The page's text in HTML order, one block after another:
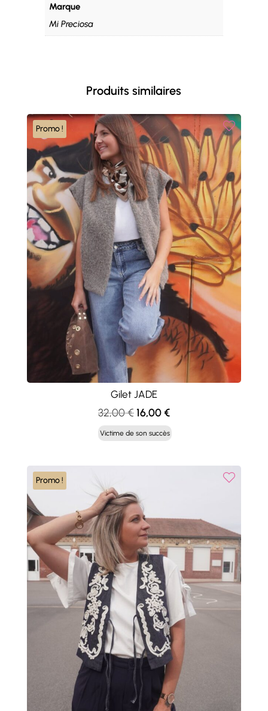
Marque
Mi Preciosa
Produits similaires
Promo !
Gilet JADE
32,00€ Le
prix
initial
16,00€Le
prix
actuel
Victime de son succès
Promo !